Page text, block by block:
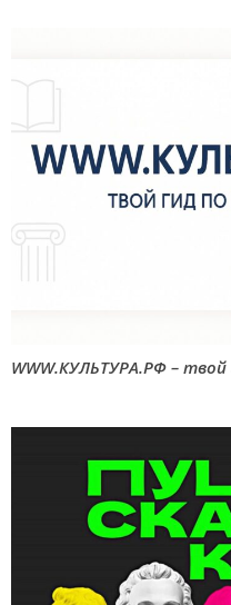
WWW.КУЛЬТУРА.РФ –